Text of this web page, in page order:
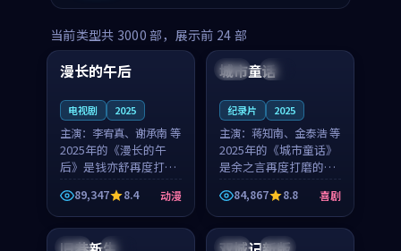
当前类型共 3000 部，展示前 24 部
中国 高分
99:16
漫长的午后
电视剧 2025
主演： 李宥真、谢承南 等
2025年的《漫长的午
后》是钱亦舒再度打磨
的动漫佳作。中国大陆
的取景与海岛日常的氛
围相互成就，李宥真与
谢承南的对手戏自然克
89,347 8.4 动漫
美国 院线
城市童话
纪录片 2025
主演： 蒋知南、金泰浩 等
2025年的《城市童话》
是余之言再度打磨的喜
剧佳作。美国的取景与
历史战争的氛围相互成
就，蒋知南与金泰浩的
对手戏自然克制，让整
84,867 8.8 喜剧
英国 完结 中国 独播